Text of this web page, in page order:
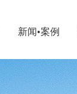
新闻•案例